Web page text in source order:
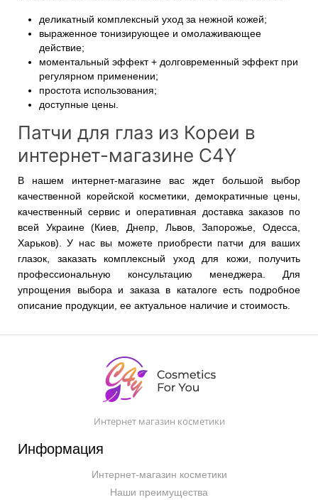
деликатный комплексный уход за нежной кожей;
выраженное тонизирующее и омолаживающее
действие;
моментальный эффект + долговременный эффект при
регулярном применении;
простота использования;
доступные цены.
Патчи для глаз из Кореи в
интернет-магазине C4Y
В нашем интернет-магазине вас ждет большой выбор
качественной корейской косметики, демократичные цены,
качественный сервис и оперативная доставка заказов по
всей Украине (Киев, Днепр, Львов, Запорожье, Одесса,
Харьков). У нас вы можете приобрести патчи для ваших
глазок, заказать комплексный уход для кожи, получить
профессиональную консультацию менеджера. Для
упрощения выбора и заказа в каталоге есть подробное
описание продукции, ее актуальное наличие и стоимость.
Интернет магазин косметики
Информация
Интернет-магазин косметики
Наши преимущества